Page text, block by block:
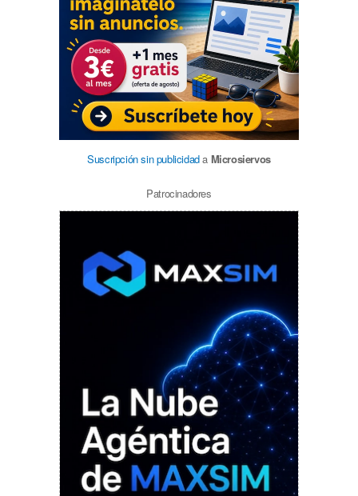
Suscripción sin publicidada Microsiervos
Patrocinadores